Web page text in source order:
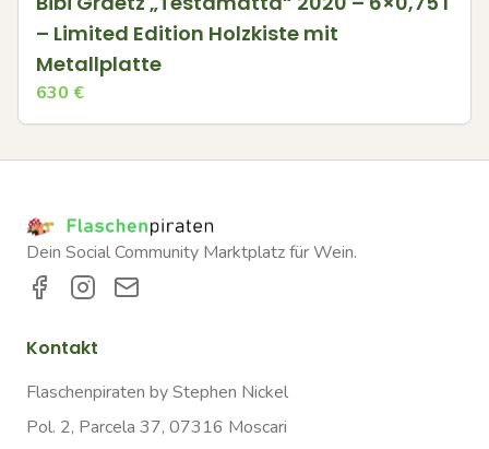
– Limited Edition Holzkiste mit
Metallplatte
630 €
Dein Social Community Marktplatz für Wein.
Kontakt
Flaschenpiraten by Stephen Nickel
Pol. 2, Parcela 37, 07316 Moscari